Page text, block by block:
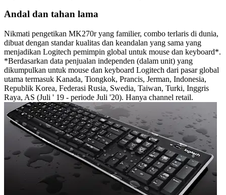
Andal dan tahan lama
Nikmati pengetikan MK270r yang familier, combo terlaris di dunia,
dibuat dengan standar kualitas dan keandalan yang sama yang
menjadikan Logitech pemimpin global untuk mouse dan keyboard*.
*Berdasarkan data penjualan independen (dalam unit) yang
dikumpulkan untuk mouse dan keyboard Logitech dari pasar global
utama termasuk Kanada, Tiongkok, Prancis, Jerman, Indonesia,
Republik Korea, Federasi Rusia, Swedia, Taiwan, Turki, Inggris
Raya, AS (Juli ' 19 - periode Juli '20). Hanya channel retail.